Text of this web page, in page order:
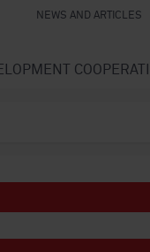
NEWS AND ARTICLES